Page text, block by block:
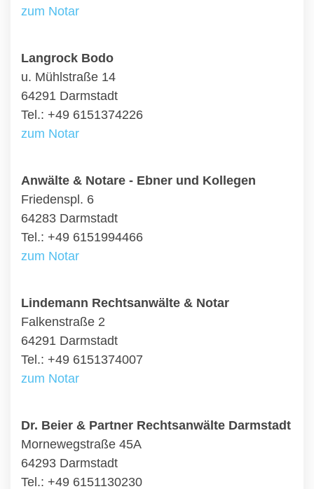
zum Notar
Langrock Bodo
u. Mühlstraße 14
64291 Darmstadt
Tel.: +49 6151374226
zum Notar
Anwälte & Notare - Ebner und Kollegen
Friedenspl. 6
64283 Darmstadt
Tel.: +49 6151994466
zum Notar
Lindemann Rechtsanwälte & Notar
Falkenstraße 2
64291 Darmstadt
Tel.: +49 6151374007
zum Notar
Dr. Beier & Partner Rechtsanwälte Darmstadt
Mornewegstraße 45A
64293 Darmstadt
Tel.: +49 6151130230